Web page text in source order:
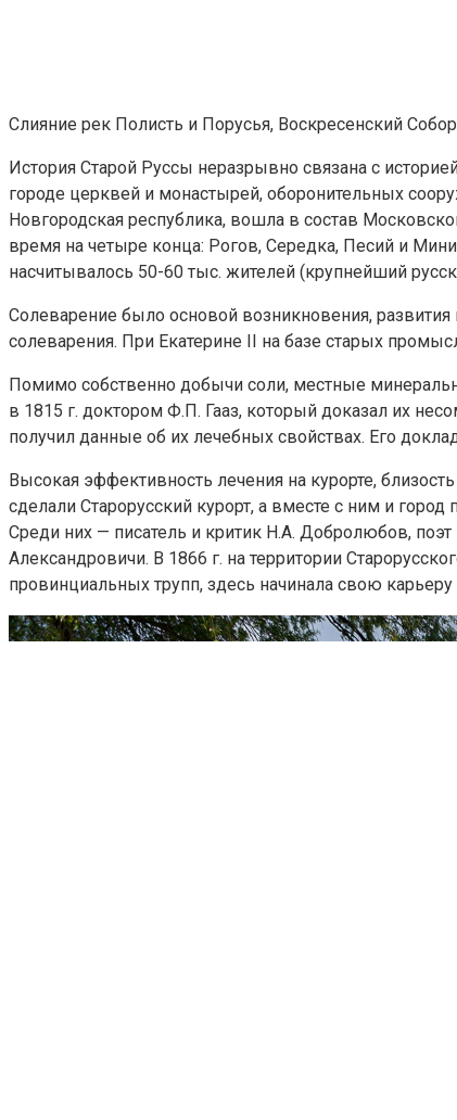
Слияние рек Полисть и Порусья, Воскресенский
История Старой Руссы неразрывно связана с
городе церквей и монастырей, оборонительных
Новгородская республика, вошла в состав
время на четыре конца: Рогов, Середка, Песий и
насчитывалось 50-60 тыс. жителей (крупнейший
Солеварение было основой возникновения, развития
солеварения. При Екатерине II на базе старых
Помимо собственно добычи соли, местные
в 1815 г. доктором Ф.П. Гааз, который доказал их
получил данные об их лечебных свойствах. Его
Высокая эффективность лечения на курорте,
сделали Старорусский курорт, а вместе с ним и
Среди них — писатель и критик Н.А. Добролюбов,
Александровичи. В 1866 г. на территории
провинциальных трупп, здесь начинала свою